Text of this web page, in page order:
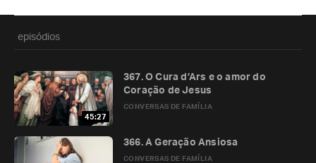
episódios
45:27
CONVERSAS DE FAMÍLIA
367. O Cura d’Ars e o amor do
Coração de Jesus
CONVERSAS DE FAMÍLIA
366. A Geração Ansiosa